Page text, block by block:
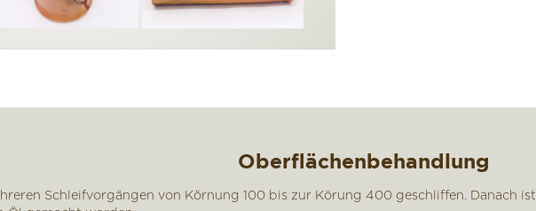
Oberflächenbehandlung
Schleifvorgängen von Körnung 100 bis zur Körung 400 geschliffen. Danach ist